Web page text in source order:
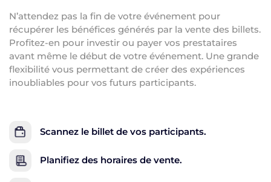
N’attendez pas la fin de votre événement pour
récupérer les bénéfices générés par la vente des billets.
Profitez-en pour investir ou payer vos prestataires
avant même le début de votre événement. Une grande
flexibilité vous permettant de créer des expériences
inoubliables pour vos futurs participants.
Scannez le billet de vos participants.
Planifiez des horaires de vente.